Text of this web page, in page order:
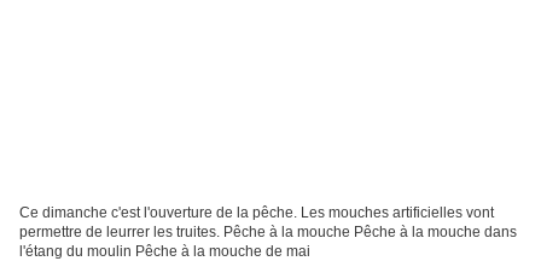
Ce dimanche c'est l'ouverture de la pêche. Les mouches artificielles vont
permettre de leurrer les truites. Pêche à la mouche Pêche à la mouche dans
l'étang du moulin Pêche à la mouche de mai